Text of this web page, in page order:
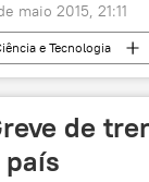
maio 2015, 21:11
e Tecnologia
prêmio
de
país